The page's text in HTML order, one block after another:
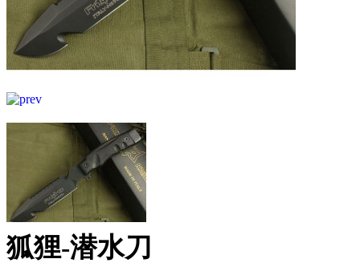
狐狸-潜水刀